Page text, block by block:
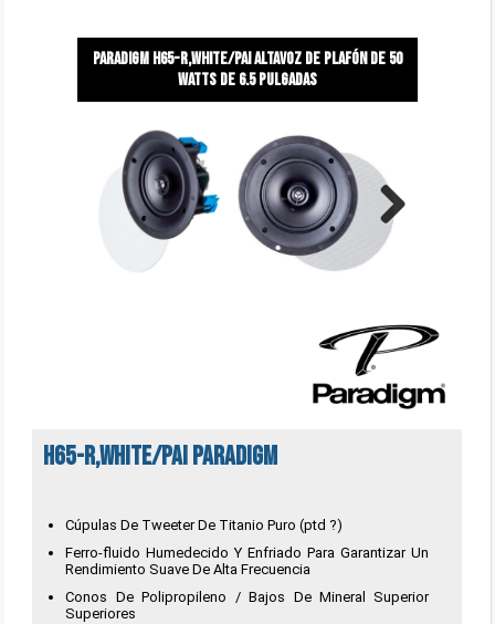
Paradigm h65-R,white/pai altavoz de plafón de 50
watts de 6.5 pulgadas
Next
H65-R,WHITE/PAI Paradigm
Cúpulas De Tweeter De Titanio Puro (ptd ?)
Ferro-fluido Humedecido Y Enfriado Para Garantizar Un
Rendimiento Suave De Alta Frecuencia
Conos De Polipropileno / Bajos De Mineral Superior
Superiores